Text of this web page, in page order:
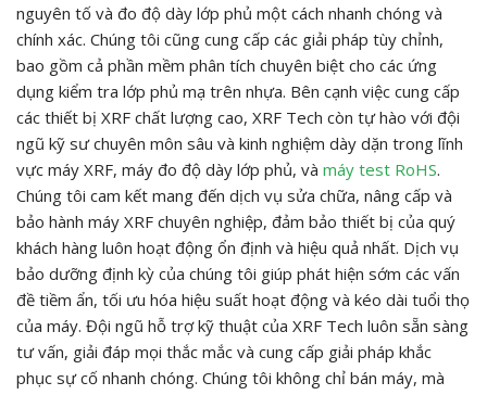
nguyên tố và đo độ dày lớp phủ một cách nhanh chóng và
chính xác. Chúng tôi cũng cung cấp các giải pháp tùy chỉnh,
bao gồm cả phần mềm phân tích chuyên biệt cho các ứng
dụng kiểm tra lớp phủ mạ trên nhựa. Bên cạnh việc cung cấp
các thiết bị XRF chất lượng cao, XRF Tech còn tự hào với đội
ngũ kỹ sư chuyên môn sâu và kinh nghiệm dày dặn trong lĩnh
vực máy XRF, máy đo độ dày lớp phủ, và máy test RoHS.
Chúng tôi cam kết mang đến dịch vụ sửa chữa, nâng cấp và
bảo hành máy XRF chuyên nghiệp, đảm bảo thiết bị của quý
khách hàng luôn hoạt động ổn định và hiệu quả nhất. Dịch vụ
bảo dưỡng định kỳ của chúng tôi giúp phát hiện sớm các vấn
đề tiềm ẩn, tối ưu hóa hiệu suất hoạt động và kéo dài tuổi thọ
của máy. Đội ngũ hỗ trợ kỹ thuật của XRF Tech luôn sẵn sàng
tư vấn, giải đáp mọi thắc mắc và cung cấp giải pháp khắc
phục sự cố nhanh chóng. Chúng tôi không chỉ bán máy, mà